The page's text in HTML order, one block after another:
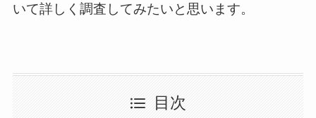
いて詳しく調査してみたいと思います。
目次